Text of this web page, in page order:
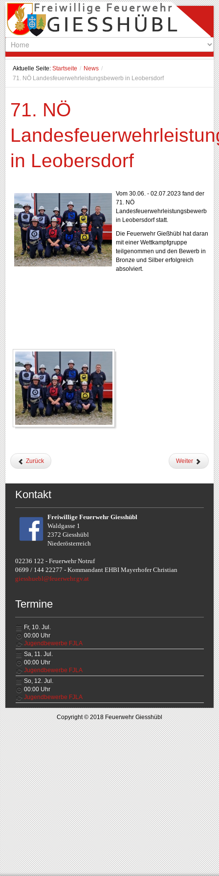
Aktuelle Seite:Startseite / News /
71. NÖ Landesfeuerwehrleistungsbewerb in Leobersdorf
71. NÖ
in Leobersdorf
Vom 30.06. - 02.07.2023 fand der
71. NÖ
Landesfeuerwehrleistungsbewerb
in Leobersdorf statt.
Die Feuerwehr Gießhübl hat daran
mit einer Wettkampfgruppe
teilgenommen und den Bewerb in
Bronze und Silber erfolgreich
absolviert.
Zurück Weiter
Kontakt
Freiwillige Feuerwehr Giesshübl
Waldgasse 1
2372 Giesshübl
Niederösterreich
02236 122 - Feuerwehr Notruf
0699 / 144 22277 - Kommandant EHBI Mayerhofer Christian
giesshuebl@feuerwehr.gv.at
Termine
Fr, 10. Jul.
00:00 Uhr
Jugendbewerbe FJLA
Sa, 11. Jul.
00:00 Uhr
Jugendbewerbe FJLA
So, 12. Jul.
00:00 Uhr
Jugendbewerbe FJLA
Copyright © 2018 Feuerwehr Giesshübl